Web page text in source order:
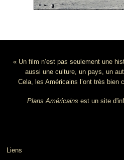
« Un film n’est pas seulement une
aussi une culture, un pays, un
Cela, les Américains l’ont très bien
Plans Américains est un site
Liens